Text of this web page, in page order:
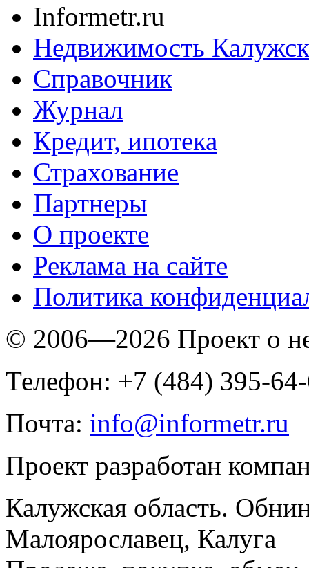
Informetr.ru
Недвижимость
Справочник
Журнал
Кредит, ипотека
Страхование
Партнеры
O проекте
Реклама на сайте
Политика
© 2006—2026 Проект о
Телефон: +7 (484) 395-
Почта: info@informetr.ru
Проект разработан
Калужская область.
Малоярославец, Калуга